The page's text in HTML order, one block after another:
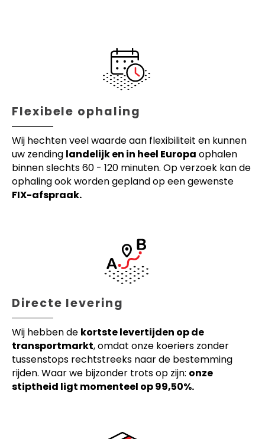
Flexibele ophaling
Wij hechten veel waarde aan flexibiliteit en kunnen
uw zending landelijk en in heel Europa ophalen
binnen slechts 60 - 120 minuten. Op verzoek kan de
ophaling ook worden gepland op een gewenste
FIX-afspraak.
Directe levering
Wij hebben de kortste levertijden op de
transportmarkt, omdat onze koeriers zonder
tussenstops rechtstreeks naar de bestemming
rijden. Waar we bijzonder trots op zijn: onze
stiptheid ligt momenteel op 99,50%.